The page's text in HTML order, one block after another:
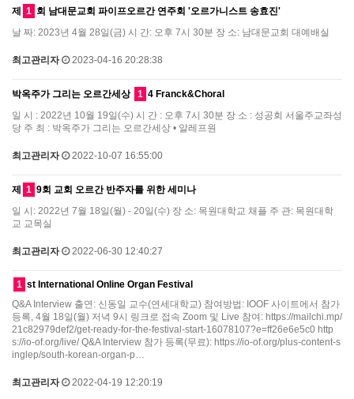
제 1 회 남대문교회 파이프오르간 연주회 '오르가니스트 송효진'
날 짜: 2023년 4월 28일(금) 시 간: 오후 7시 30분 장 소: 남대문교회 대예배실
최고관리자 2023-04-16 20:28:38
박옥주가 그리는 오르간세상 1 4 Franck&Choral
일 시 : 2022년 10월 19일(수) 시 간 : 오후 7시 30분 장 소 : 성공회 서울주교좌성
당 주 최 : 박옥주가 그리는 오르간세상 • 알레프원
최고관리자 2022-10-07 16:55:00
제 1 9회 교회 오르간 반주자를 위한 세미나
일 시: 2022년 7월 18일(월) - 20일(수) 장 소: 목원대학교 채플 주 관: 목원대학
교 교목실
최고관리자 2022-06-30 12:40:27
1 st International Online Organ Festival
Q&A Interview 출연: 신동일 교수(연세대학교) 참여방법: IOOF 사이트에서 참가
등록, 4월 18일(월) 저녁 9시 링크로 접속 Zoom 및 Live 참여: https://mailchi.mp/
21c82979def2/get-ready-for-the-festival-start-16078107?e=ff26e6e5c0 http
s://io-of.org/live/ Q&A Interview 참가 등록(무료): https://io-of.org/plus-content-s
inglep/south-korean-organ-p…
최고관리자 2022-04-19 12:20:19